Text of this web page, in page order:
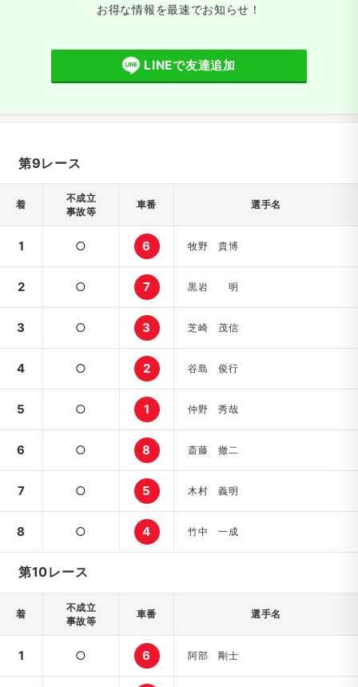
お得な情報を最速でお知らせ！
LINEで友達追加
第9レース
着
不成立
事故等
車番 選手名
1 ○ 6 牧野 貴博
2 ○ 7 黒岩 明
3 ○ 3 芝崎 茂信
4 ○ 2 谷島 俊行
5 ○ 1 仲野 秀哉
6 ○ 8 斎藤 撤二
7 ○ 5 木村 義明
8 ○ 4 竹中 一成
第10レース
着
不成立
事故等
車番 選手名
1 ○ 6 阿部 剛士